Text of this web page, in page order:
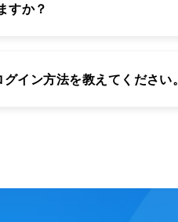
すか？
イン方法を教えてください